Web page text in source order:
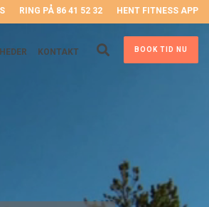
RING PÅ 86 41 52 32 HENT FITNESS APP
BOOK TID NU
KONTAKT